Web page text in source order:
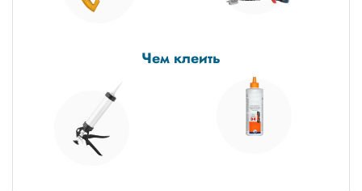
Чем клеить